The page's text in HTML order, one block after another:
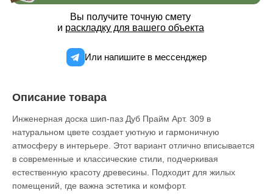
Вы получите точную смету
и раскладку для вашего объекта
Или напишите в мессенджер
Описание товара
Инженерная доска шип-паз Дуб Прайм Арт. 309 в
натуральном цвете создает уютную и гармоничную
атмосферу в интерьере. Этот вариант отлично вписывается
в современные и классические стили, подчеркивая
естественную красоту древесины. Подходит для жилых
помещений, где важна эстетика и комфорт.